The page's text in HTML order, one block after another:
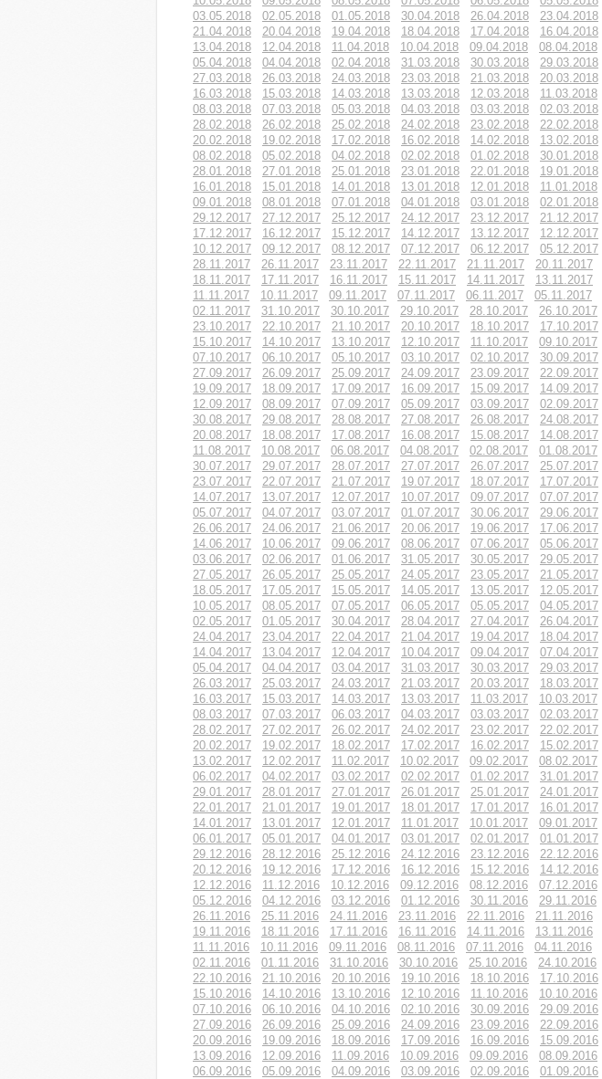
03.05.2018
02.05.2018 01.05.2018 30.04.2018 26.04.2018 23.04.2018
21.04.2018
20.04.2018 19.04.2018 18.04.2018 17.04.2018 16.04.2018
13.04.2018
12.04.2018 11.04.2018 10.04.2018 09.04.2018 08.04.2018
05.04.2018
04.04.2018 02.04.2018 31.03.2018 30.03.2018 29.03.2018
27.03.2018
26.03.2018 24.03.2018 23.03.2018 21.03.2018 20.03.2018
16.03.2018
15.03.2018 14.03.2018 13.03.2018 12.03.2018 11.03.2018
08.03.2018
07.03.2018 05.03.2018 04.03.2018 03.03.2018 02.03.2018
28.02.2018
26.02.2018 25.02.2018 24.02.2018 23.02.2018 22.02.2018
20.02.2018
19.02.2018 17.02.2018 16.02.2018 14.02.2018 13.02.2018
08.02.2018
05.02.2018 04.02.2018 02.02.2018 01.02.2018 30.01.2018
28.01.2018
27.01.2018 25.01.2018 23.01.2018 22.01.2018 19.01.2018
16.01.2018
15.01.2018 14.01.2018 13.01.2018 12.01.2018 11.01.2018
09.01.2018
08.01.2018 07.01.2018 04.01.2018 03.01.2018 02.01.2018
29.12.2017
27.12.2017 25.12.2017 24.12.2017 23.12.2017 21.12.2017
17.12.2017
16.12.2017 15.12.2017 14.12.2017 13.12.2017 12.12.2017
10.12.2017
09.12.2017 08.12.2017 07.12.2017 06.12.2017 05.12.2017
28.11.2017
26.11.2017 23.11.2017 22.11.2017 21.11.2017 20.11.2017
18.11.2017
17.11.2017 16.11.2017 15.11.2017 14.11.2017 13.11.2017
11.11.2017
10.11.2017 09.11.2017 07.11.2017 06.11.2017 05.11.2017
02.11.2017
31.10.2017 30.10.2017 29.10.2017 28.10.2017 26.10.2017
23.10.2017
22.10.2017 21.10.2017 20.10.2017 18.10.2017 17.10.2017
15.10.2017
14.10.2017 13.10.2017 12.10.2017 11.10.2017 09.10.2017
07.10.2017
06.10.2017 05.10.2017 03.10.2017 02.10.2017 30.09.2017
27.09.2017
26.09.2017 25.09.2017 24.09.2017 23.09.2017 22.09.2017
19.09.2017
18.09.2017 17.09.2017 16.09.2017 15.09.2017 14.09.2017
12.09.2017
08.09.2017 07.09.2017 05.09.2017 03.09.2017 02.09.2017
30.08.2017
29.08.2017 28.08.2017 27.08.2017 26.08.2017 24.08.2017
20.08.2017
18.08.2017 17.08.2017 16.08.2017 15.08.2017 14.08.2017
11.08.2017
10.08.2017 06.08.2017 04.08.2017 02.08.2017 01.08.2017
30.07.2017
29.07.2017 28.07.2017 27.07.2017 26.07.2017 25.07.2017
23.07.2017
22.07.2017 21.07.2017 19.07.2017 18.07.2017 17.07.2017
14.07.2017
13.07.2017 12.07.2017 10.07.2017 09.07.2017 07.07.2017
05.07.2017
04.07.2017 03.07.2017 01.07.2017 30.06.2017 29.06.2017
26.06.2017
24.06.2017 21.06.2017 20.06.2017 19.06.2017 17.06.2017
14.06.2017
10.06.2017 09.06.2017 08.06.2017 07.06.2017 05.06.2017
03.06.2017
02.06.2017 01.06.2017 31.05.2017 30.05.2017 29.05.2017
27.05.2017
26.05.2017 25.05.2017 24.05.2017 23.05.2017 21.05.2017
18.05.2017
17.05.2017 15.05.2017 14.05.2017 13.05.2017 12.05.2017
10.05.2017
08.05.2017 07.05.2017 06.05.2017 05.05.2017 04.05.2017
02.05.2017
01.05.2017 30.04.2017 28.04.2017 27.04.2017 26.04.2017
24.04.2017
23.04.2017 22.04.2017 21.04.2017 19.04.2017 18.04.2017
14.04.2017
13.04.2017 12.04.2017 10.04.2017 09.04.2017 07.04.2017
05.04.2017
04.04.2017 03.04.2017 31.03.2017 30.03.2017 29.03.2017
26.03.2017
25.03.2017 24.03.2017 21.03.2017 20.03.2017 18.03.2017
16.03.2017
15.03.2017 14.03.2017 13.03.2017 11.03.2017 10.03.2017
08.03.2017
07.03.2017 06.03.2017 04.03.2017 03.03.2017 02.03.2017
28.02.2017
27.02.2017 26.02.2017 24.02.2017 23.02.2017 22.02.2017
20.02.2017
19.02.2017 18.02.2017 17.02.2017 16.02.2017 15.02.2017
13.02.2017
12.02.2017 11.02.2017 10.02.2017 09.02.2017 08.02.2017
06.02.2017
04.02.2017 03.02.2017 02.02.2017 01.02.2017 31.01.2017
29.01.2017
28.01.2017 27.01.2017 26.01.2017 25.01.2017 24.01.2017
22.01.2017
21.01.2017 19.01.2017 18.01.2017 17.01.2017 16.01.2017
14.01.2017
13.01.2017 12.01.2017 11.01.2017 10.01.2017 09.01.2017
06.01.2017
05.01.2017 04.01.2017 03.01.2017 02.01.2017 01.01.2017
29.12.2016
28.12.2016 25.12.2016 24.12.2016 23.12.2016 22.12.2016
20.12.2016
19.12.2016 17.12.2016 16.12.2016 15.12.2016 14.12.2016
12.12.2016
11.12.2016 10.12.2016 09.12.2016 08.12.2016 07.12.2016
05.12.2016
04.12.2016 03.12.2016 01.12.2016 30.11.2016 29.11.2016
26.11.2016
25.11.2016 24.11.2016 23.11.2016 22.11.2016 21.11.2016
19.11.2016
18.11.2016 17.11.2016 16.11.2016 14.11.2016 13.11.2016
11.11.2016
10.11.2016 09.11.2016 08.11.2016 07.11.2016 04.11.2016
02.11.2016
01.11.2016 31.10.2016 30.10.2016 25.10.2016 24.10.2016
22.10.2016
21.10.2016 20.10.2016 19.10.2016 18.10.2016 17.10.2016
15.10.2016
14.10.2016 13.10.2016 12.10.2016 11.10.2016 10.10.2016
07.10.2016
06.10.2016 04.10.2016 02.10.2016 30.09.2016 29.09.2016
27.09.2016
26.09.2016 25.09.2016 24.09.2016 23.09.2016 22.09.2016
20.09.2016
19.09.2016 18.09.2016 17.09.2016 16.09.2016 15.09.2016
13.09.2016
12.09.2016 11.09.2016 10.09.2016 09.09.2016 08.09.2016
06.09.2016
05.09.2016 04.09.2016 03.09.2016 02.09.2016 01.09.2016